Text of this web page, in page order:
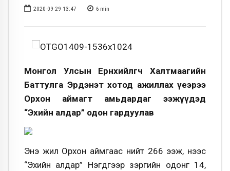
2020-09-29 13:47 6 min
Монгол Улсын Ерөнхийлөгч Халтмаагийн
Баттулга Эрдэнэт хотод ажиллах үеэрээ
Орхон аймагт амьдардаг ээжүүдэд
“Эхийн алдар” одон гардуулав
Энэ жил Орхон аймгаас нийт 266 ээж, үүнээс
“Эхийн алдар” Нэгдүгээр зэргийн одонг 14,